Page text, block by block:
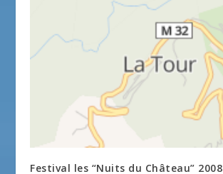
Festival les “Nuits du Château” 2008